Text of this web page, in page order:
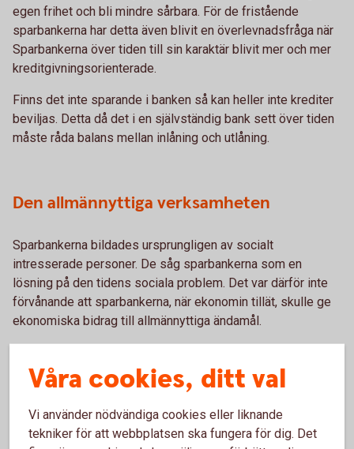
egen frihet och bli mindre sårbara. För de fristående
sparbankerna har detta även blivit en överlevnadsfråga när
Sparbankerna över tiden till sin karaktär blivit mer och mer
kreditgivningsorienterade.
Finns det inte sparande i banken så kan heller inte krediter
beviljas. Detta då det i en självständig bank sett över tiden
måste råda balans mellan inlåning och utlåning.
Den allmännyttiga verksamheten
Sparbankerna bildades ursprungligen av socialt
intresserade personer. De såg sparbankerna som en
lösning på den tidens sociala problem. Det var därför inte
förvånande att sparbankerna, när ekonomin tillät, skulle ge
ekonomiska bidrag till allmännyttiga ändamål.
kräver vinstoptimering och aktieutdelning. Detta medför att
vi kan ta en aktiv roll i vår närmiljö och stödja olika
aktiviteter och olika föreningar så att de kan bedriva sin
verksamhet. Vi ser att våra satsningar inom framförallt barn
Våra cookies, ditt val
Vi använder nödvändiga cookies eller liknande
tekniker för att webbplatsen ska fungera för dig. Det